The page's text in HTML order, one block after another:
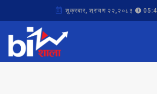
शुक्रबार, श्रावण २२,२०८३